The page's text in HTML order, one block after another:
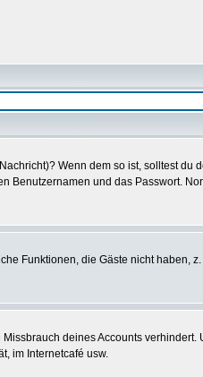
Wenn dem so ist, solltest du
Benutzernamen und das Passwort.
Funktionen, die Gäste nicht haben,
deines Accounts
im Internetcafé usw.